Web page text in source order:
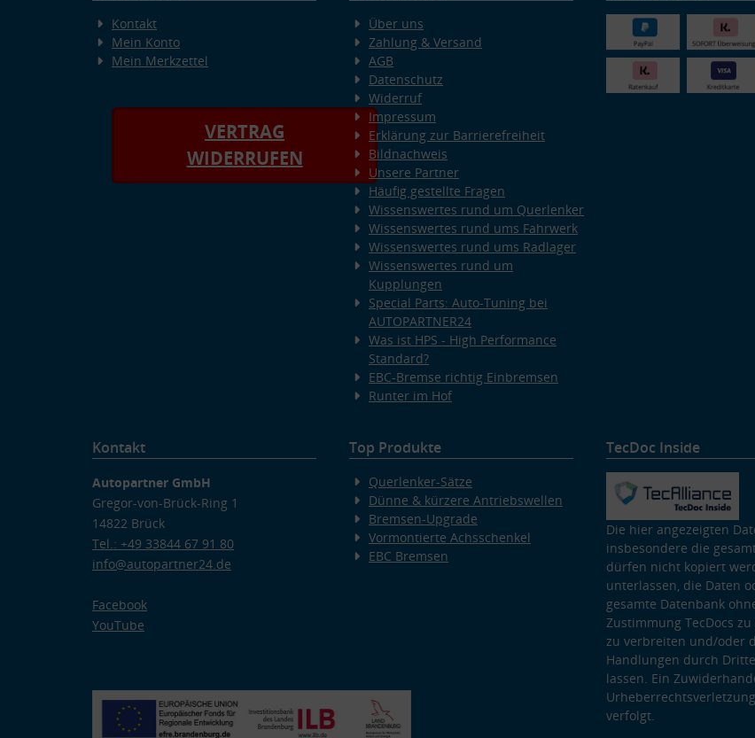
Kontakt
Mein Konto
Mein Merkzettel
VERTRAG
WIDERRUFEN
Über uns
Zahlung & Versand
AGB
Datenschutz
Widerruf
Impressum
Erklärung zur Barrierefreiheit
Bildnachweis
Unsere Partner
Häufig gestellte Fragen
Wissenswertes rund um Querlenker
Wissenswertes rund ums Fahrwerk
Wissenswertes rund ums Radlager
Wissenswertes rund um
Kupplungen
Special Parts: Auto-Tuning bei
AUTOPARTNER24
Was ist HPS - High Performance
Standard?
EBC-Bremse richtig Einbremsen
Runter im Hof
Kontakt
Autopartner GmbH
Gregor-von-Brück-Ring 1
14822 Brück
Tel.: +49 33844 67 91 80
info@autopartner24.de
Facebook
YouTube
Top Produkte
Querlenker-Sätze
Dünne & kürzere Antriebswellen
Bremsen-Upgrade
Vormontierte Achsschenkel
EBC Bremsen
TecDoc Inside
Die hier angezeigten
insbesondere die
dürfen nicht kopiert
unterlassen, die Daten
gesamte Datenbank
Zustimmung TecDocs
zu verbreiten und/oder
Handlungen durch
lassen. Ein
verfolgt.